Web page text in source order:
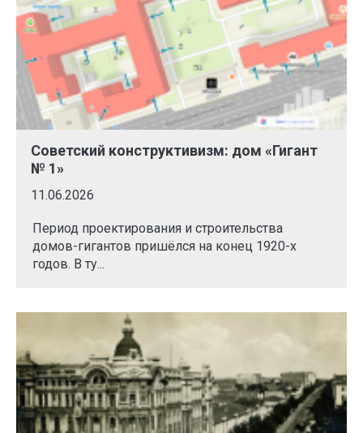
Советский конструктивизм: дом «Гигант
№ 1»
11.06.2026
Период проектирования и строительства
домов-гигантов пришёлся на конец 1920-х
годов. В ту...